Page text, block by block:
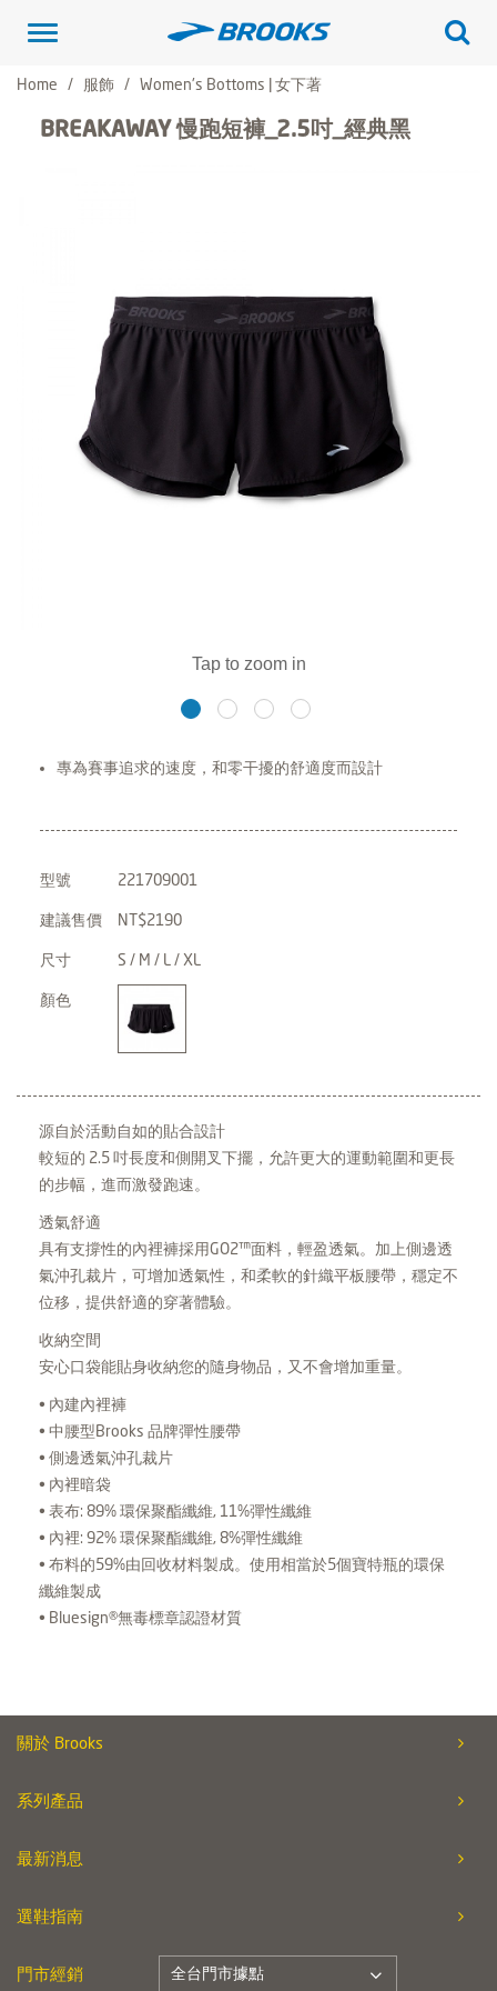
Toggle
Home
服飾 Women's Bottoms | 女下著
BREAKAWAY 慢跑短褲_2.5吋_經典黑
專為賽事追求的速度，和零干擾的舒適度而設計
型號 221709001
建議售價 NT$2190
尺寸 S / M / L / XL
顏色
源自於活動自如的貼合設計
較短的 2.5 吋長度和側開叉下擺，允許更大的運動範圍和更長
的步幅，進而激發跑速。
透氣舒適
具有支撐性的內裡褲採用GO2™面料，輕盈透氣。加上側邊透
氣沖孔裁片，可增加透氣性，和柔軟的針織平板腰帶，穩定不
位移，提供舒適的穿著體驗。
收納空間
安心口袋能貼身收納您的隨身物品，又不會增加重量。
• 內建內裡褲
• 中腰型Brooks 品牌彈性腰帶
• 側邊透氣沖孔裁片
• 內裡暗袋
• 表布: 89% 環保聚酯纖維, 11%彈性纖維
• 內裡: 92% 環保聚酯纖維, 8%彈性纖維
• 布料的59%由回收材料製成。使用相當於5個寶特瓶的環保
纖維製成
• Bluesign®無毒標章認證材質
關於 Brooks
系列產品
最新消息
選鞋指南
門市經銷 全台門市據點